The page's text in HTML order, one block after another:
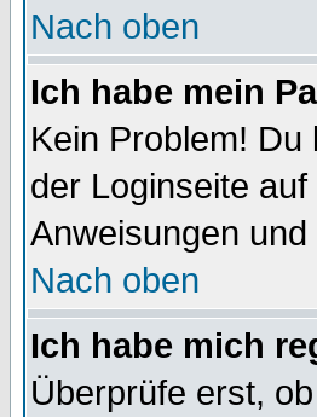
Nach oben
Ich habe mein
Kein Problem!
der Loginseite auf
Anweisungen
Nach oben
Ich habe mich
Überprüfe erst,